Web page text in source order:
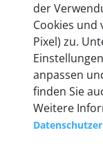
der
Cookies und
Pixel) zu.
anpassen
finden Sie
Weitere